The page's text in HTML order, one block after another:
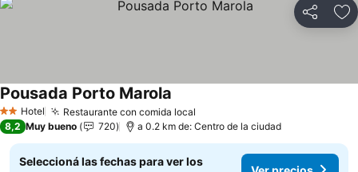
Compartir
2 Estrellas
Hotel Restaurante con comida local
Pousada Porto Marola
8,2 Muy bueno 720 a 0.2 km de: Centro de la ciudad
Seleccioná las fechas para ver los